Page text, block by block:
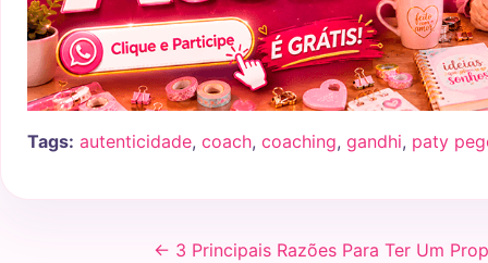
Tags: autenticidade, coach, coaching, gandhi, paty
← 3 Principais Razões Para Ter Um